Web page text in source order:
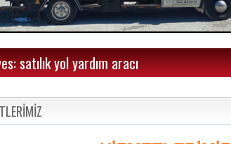
satılık yol yardım aracı